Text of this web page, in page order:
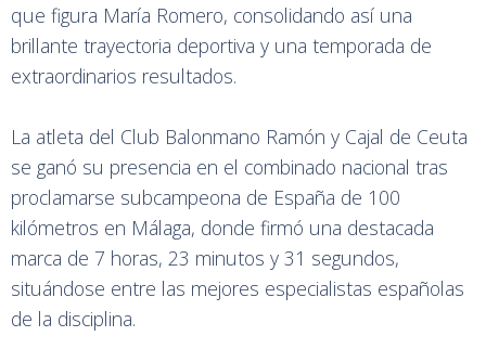
que figura María Romero, consolidando así una
brillante trayectoria deportiva y una temporada de
extraordinarios resultados.
La atleta del Club Balonmano Ramón y Cajal de Ceuta
se ganó su presencia en el combinado nacional tras
proclamarse subcampeona de España de 100
kilómetros en Málaga, donde firmó una destacada
marca de 7 horas, 23 minutos y 31 segundos,
situándose entre las mejores especialistas españolas
de la disciplina.